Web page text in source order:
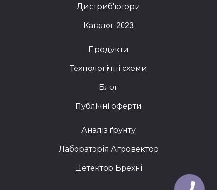
Дистриб'ютори
Каталог 2023
Продукти
Технологічні схеми
Блог
Публічні оферти
Аналіз ґрунту
Лабораторія Агровектор
Детектор Брехні